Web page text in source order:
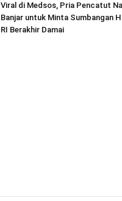
Viral di Medsos, Pria Pencatut
Banjar untuk Minta Sumbangan
RI Berakhir Damai